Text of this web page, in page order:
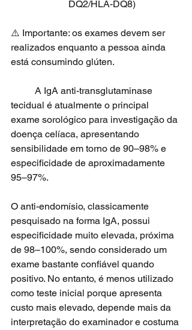
DQ2/HLA-DQ8)
⚠️ Importante: os exames devem ser
realizados enquanto a pessoa ainda
está consumindo glúten.
tecidual é atualmente o principal
exame sorológico para investigação da
doença celíaca, apresentando
sensibilidade em torno de 90–98% e
especificidade de aproximadamente
95–97%.
O anti-endomísio, classicamente
pesquisado na forma IgA, possui
especificidade muito elevada, próxima
de 98–100%, sendo considerado um
exame bastante confiável quando
positivo. No entanto, é menos utilizado
como teste inicial porque apresenta
custo mais elevado, depende mais da
interpretação do examinador e costuma